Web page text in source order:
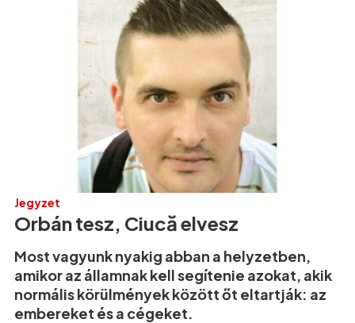
Jegyzet
Orbán tesz, Ciucă elvesz
Most vagyunk nyakig abban a helyzetben,
amikor az államnak kell segítenie azokat, akik
normális körülmények között őt eltartják: az
embereket és a cégeket.